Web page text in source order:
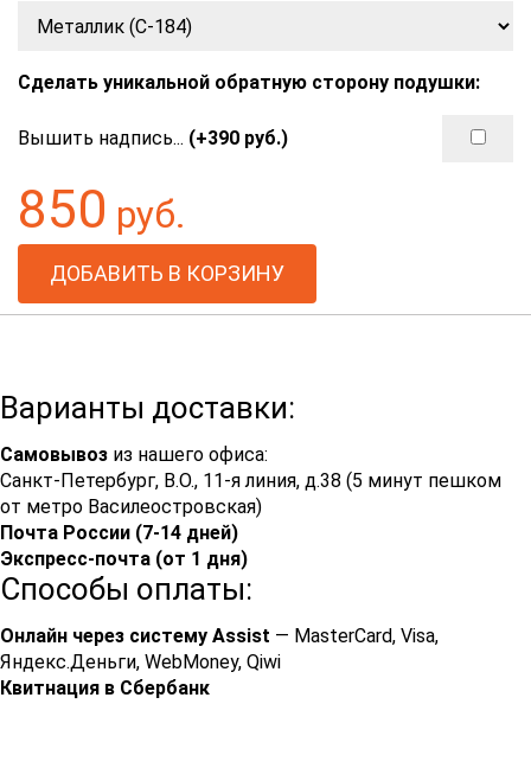
Сделать уникальной обратную сторону подушки:
Вышить надпись... (+390 руб.)
850 руб.
Варианты доставки:
Самовывоз из нашего офиса:
Санкт-Петербург, В.О., 11-я линия, д.38 (5 минут пешком
от метро Василеостровская)
Почта России (7-14 дней)
Экспресс-почта (от 1 дня)
Способы оплаты:
Онлайн через систему Assist — MasterCard, Visa,
Яндекс.Деньги, WebMoney, Qiwi
Квитнация в Сбербанк